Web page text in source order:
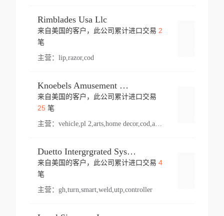
Rimblades Usa Llc
来自美国的客户，此公司累计进口交易 2
笔
主营： lip,razor,cod
Knoebels Amusement Resort
来自美国的客户，此公司累计进口交易
25笔
主营： vehicle,pl 2,arts,home decor,cod,amusement ride,sea
Duetto Intergrgrated Systems Inc.
来自美国的客户，此公司累计进口交易 4
笔
主营： gh,turn,smart,weld,utp,controller